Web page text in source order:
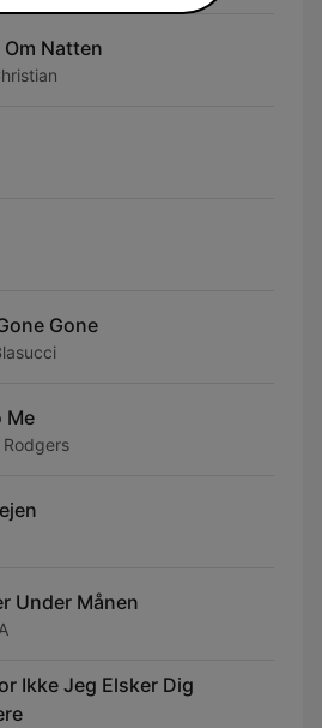
Om Natten
Gone
Me
Rodgers
Under Månen
Ikke Jeg Elsker Dig